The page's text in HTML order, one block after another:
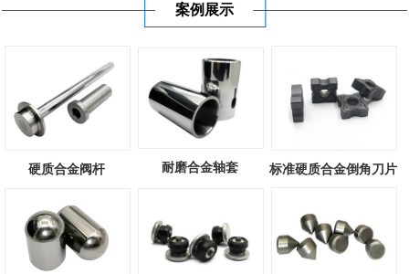
案例展示
硬质合金阀杆 耐磨合金轴套 标准硬质合金倒角刀片